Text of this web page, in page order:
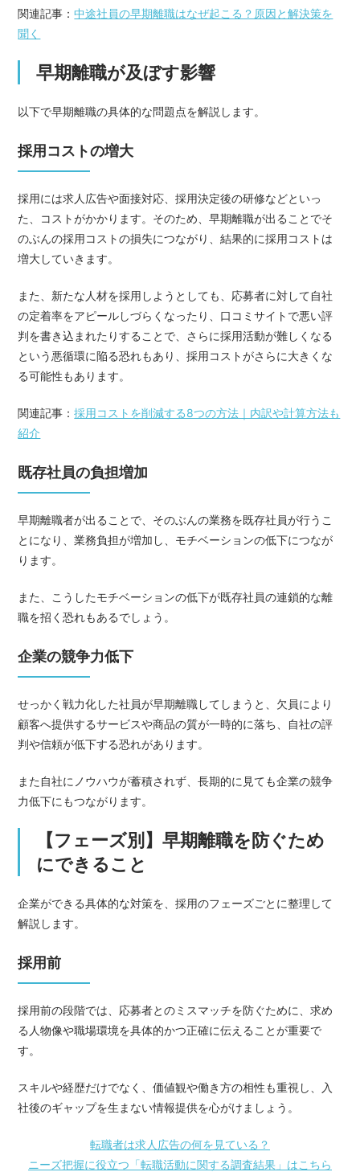
関連記事：中途社員の早期離職はなぜ起こる？原因と解決策を
聞く
早期離職が及ぼす影響
以下で早期離職の具体的な問題点を解説します。
採用コストの増大
採用には求人広告や面接対応、採用決定後の研修などといっ
た、コストがかかります。そのため、早期離職が出ることでそ
のぶんの採用コストの損失につながり、結果的に採用コストは
増大していきます。
また、新たな人材を採用しようとしても、応募者に対して自社
の定着率をアピールしづらくなったり、口コミサイトで悪い評
判を書き込まれたりすることで、さらに採用活動が難しくなる
という悪循環に陥る恐れもあり、採用コストがさらに大きくな
る可能性もあります。
関連記事：採用コストを削減する8つの方法｜内訳や計算方法も
紹介
既存社員の負担増加
早期離職者が出ることで、そのぶんの業務を既存社員が行うこ
とになり、業務負担が増加し、モチベーションの低下につなが
ります。
また、こうしたモチベーションの低下が既存社員の連鎖的な離
職を招く恐れもあるでしょう。
企業の競争力低下
せっかく戦力化した社員が早期離職してしまうと、欠員により
顧客へ提供するサービスや商品の質が一時的に落ち、自社の評
判や信頼が低下する恐れがあります。
また自社にノウハウが蓄積されず、長期的に見ても企業の競争
力低下にもつながります。
【フェーズ別】早期離職を防ぐため
にできること
企業ができる具体的な対策を、採用のフェーズごとに整理して
解説します。
採用前
採用前の段階では、応募者とのミスマッチを防ぐために、求め
る人物像や職場環境を具体的かつ正確に伝えることが重要で
す。
スキルや経歴だけでなく、価値観や働き方の相性も重視し、入
社後のギャップを生まない情報提供を心がけましょう。
転職者は求人広告の何を見ている？
ニーズ把握に役立つ「転職活動に関する調査結果」はこちら